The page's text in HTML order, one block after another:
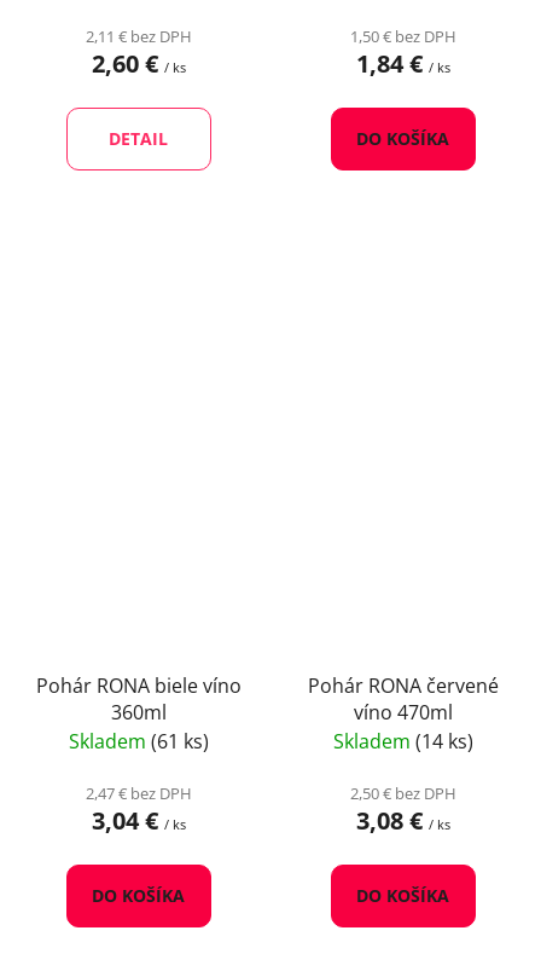
2,11 € bez DPH
2,60 € / ks
DETAIL
1,50 € bez DPH
1,84 € / ks
DO KOŠÍKA
Pohár RONA biele víno
360ml
Skladem (61 ks)
2,47 € bez DPH
3,04 € / ks
DO KOŠÍKA
Pohár RONA červené
víno 470ml
Skladem (14 ks)
2,50 € bez DPH
3,08 € / ks
DO KOŠÍKA